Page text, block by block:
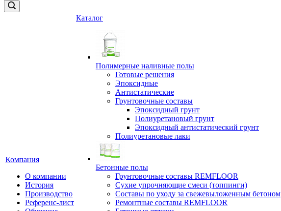
Компания
О компании
История
Производство
Референс-лист
Каталог
Полимерные наливные полы
Готовые решения
Эпоксидные
Антистатические
Грунтовочные составы
Эпоксидный грунт
Полиуретановый грунт
Эпоксидный антистатический грунт
Полиуретановые лаки
Бетонные полы
Грунтовочные составы REMFLOOR
Сухие упрочняющие смеси (топпинги)
Составы по уходу за свежевыложенным бетоном
Ремонтные составы REMFLOOR